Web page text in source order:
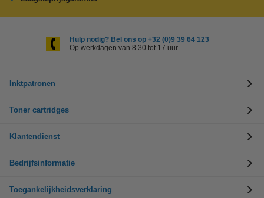
Hulp nodig? Bel ons op +32 (0)9 39 64 123
Op werkdagen van 8.30 tot 17 uur
Inktpatronen
Toner cartridges
Klantendienst
Bedrijfsinformatie
Toegankelijkheidsverklaring